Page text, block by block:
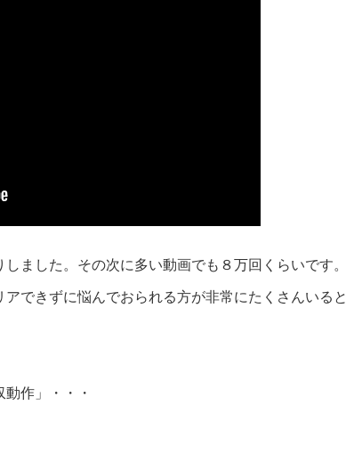
ました。その次に多い動画でも８万回くらいです。
できずに悩んでおられる方が非常にたくさんいると
作」・・・